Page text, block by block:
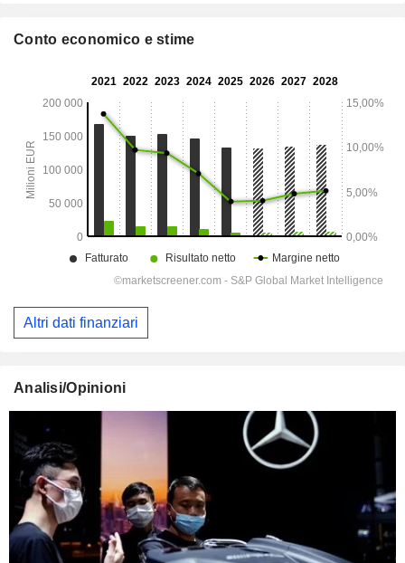
Conto economico e stime
Altri dati finanziari
Analisi/Opinioni